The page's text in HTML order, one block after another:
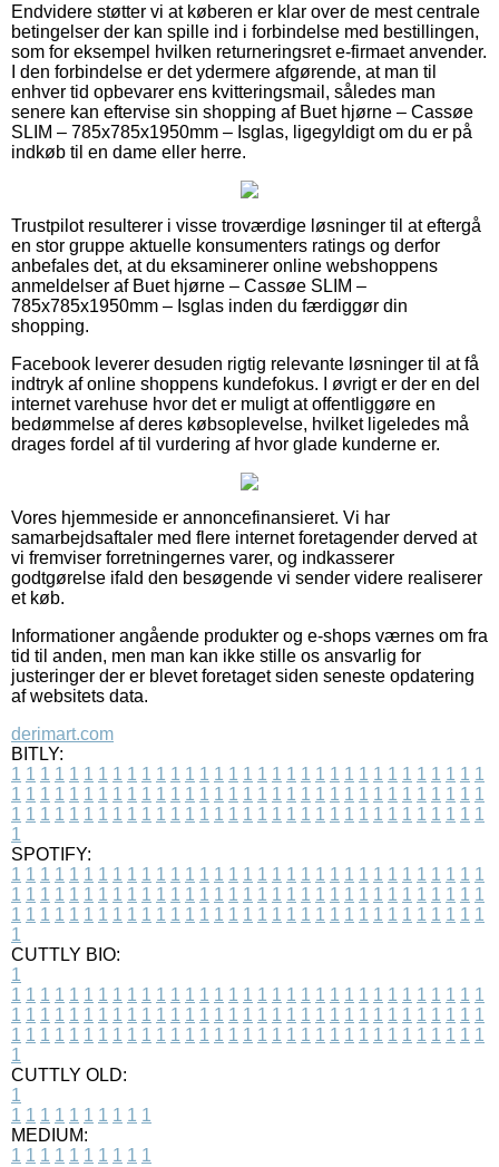
Endvidere støtter vi at køberen er klar over de mest centrale
betingelser der kan spille ind i forbindelse med bestillingen,
som for eksempel hvilken returneringsret e-firmaet anvender.
I den forbindelse er det ydermere afgørende, at man til
enhver tid opbevarer ens kvitteringsmail, således man
senere kan eftervise sin shopping af Buet hjørne – Cassøe
SLIM – 785x785x1950mm – Isglas, ligegyldigt om du er på
indkøb til en dame eller herre.
Trustpilot resulterer i visse troværdige løsninger til at eftergå
en stor gruppe aktuelle konsumenters ratings og derfor
anbefales det, at du eksaminerer online webshoppens
anmeldelser af Buet hjørne – Cassøe SLIM –
785x785x1950mm – Isglas inden du færdiggør din
shopping.
Facebook leverer desuden rigtig relevante løsninger til at få
indtryk af online shoppens kundefokus. I øvrigt er der en del
internet varehuse hvor det er muligt at offentliggøre en
bedømmelse af deres købsoplevelse, hvilket ligeledes må
drages fordel af til vurdering af hvor glade kunderne er.
Vores hjemmeside er annoncefinansieret. Vi har
samarbejdsaftaler med flere internet foretagender derved at
vi fremviser forretningernes varer, og indkasserer
godtgørelse ifald den besøgende vi sender videre realiserer
et køb.
Informationer angående produkter og e-shops værnes om fra
tid til anden, men man kan ikke stille os ansvarlig for
justeringer der er blevet foretaget siden seneste opdatering
af websitets data.
derimart.com
BITLY:
1 1 1 1 1 1 1 1 1 1 1 1 1 1 1 1 1 1 1 1 1 1 1 1 1 1 1 1 1 1 1 1 1
1 1 1 1 1 1 1 1 1 1 1 1 1 1 1 1 1 1 1 1 1 1 1 1 1 1 1 1 1 1 1 1 1
1 1 1 1 1 1 1 1 1 1 1 1 1 1 1 1 1 1 1 1 1 1 1 1 1 1 1 1 1 1 1 1 1
1
SPOTIFY:
1 1 1 1 1 1 1 1 1 1 1 1 1 1 1 1 1 1 1 1 1 1 1 1 1 1 1 1 1 1 1 1 1
1 1 1 1 1 1 1 1 1 1 1 1 1 1 1 1 1 1 1 1 1 1 1 1 1 1 1 1 1 1 1 1 1
1 1 1 1 1 1 1 1 1 1 1 1 1 1 1 1 1 1 1 1 1 1 1 1 1 1 1 1 1 1 1 1 1
1
CUTTLY BIO:
1
1 1 1 1 1 1 1 1 1 1 1 1 1 1 1 1 1 1 1 1 1 1 1 1 1 1 1 1 1 1 1 1 1
1 1 1 1 1 1 1 1 1 1 1 1 1 1 1 1 1 1 1 1 1 1 1 1 1 1 1 1 1 1 1 1 1
1 1 1 1 1 1 1 1 1 1 1 1 1 1 1 1 1 1 1 1 1 1 1 1 1 1 1 1 1 1 1 1 1
1
CUTTLY OLD:
1
1 1 1 1 1 1 1 1 1 1
MEDIUM:
1 1 1 1 1 1 1 1 1 1